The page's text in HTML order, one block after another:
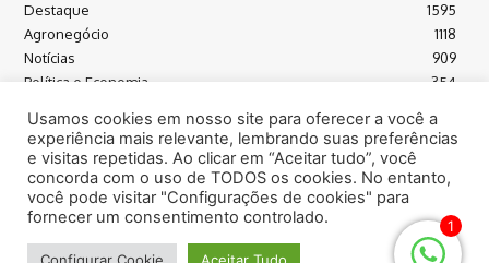
Destaque
1595
Agronegócio
1118
Notícias
909
Política e Economia
354
Máquinas e Tecnologia
128
Grãos - soja e milho
Meio Ambiente
115
© Todos os direitos reservados safras.news
1
Usamos cookies em nosso site para oferecer a você a
experiência mais relevante, lembrando suas preferências
e visitas repetidas. Ao clicar em “Aceitar tudo”, você
concorda com o uso de TODOS os cookies. No entanto,
você pode visitar "Configurações de cookies" para
fornecer um consentimento controlado.